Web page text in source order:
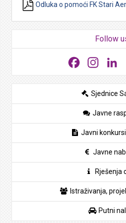
Odluka o pomoći FK Stari
Follow
Facebook
Sjednice
Javne
Javni
Javne
Rješenja
Istraživanja,
Putni